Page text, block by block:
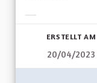
ERSTELLT AM
20/04/2023